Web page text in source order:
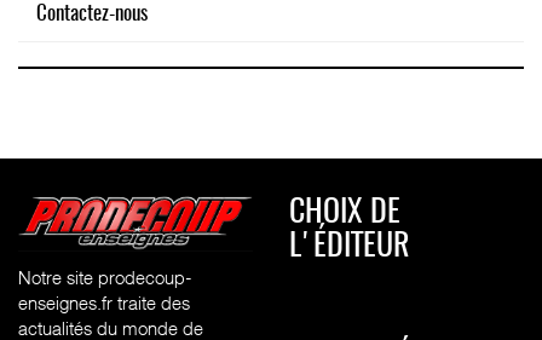
Contactez-nous
Notre site prodecoup-
enseignes.fr traite des
actualités du monde de
CHOIX DE
L'ÉDITEUR